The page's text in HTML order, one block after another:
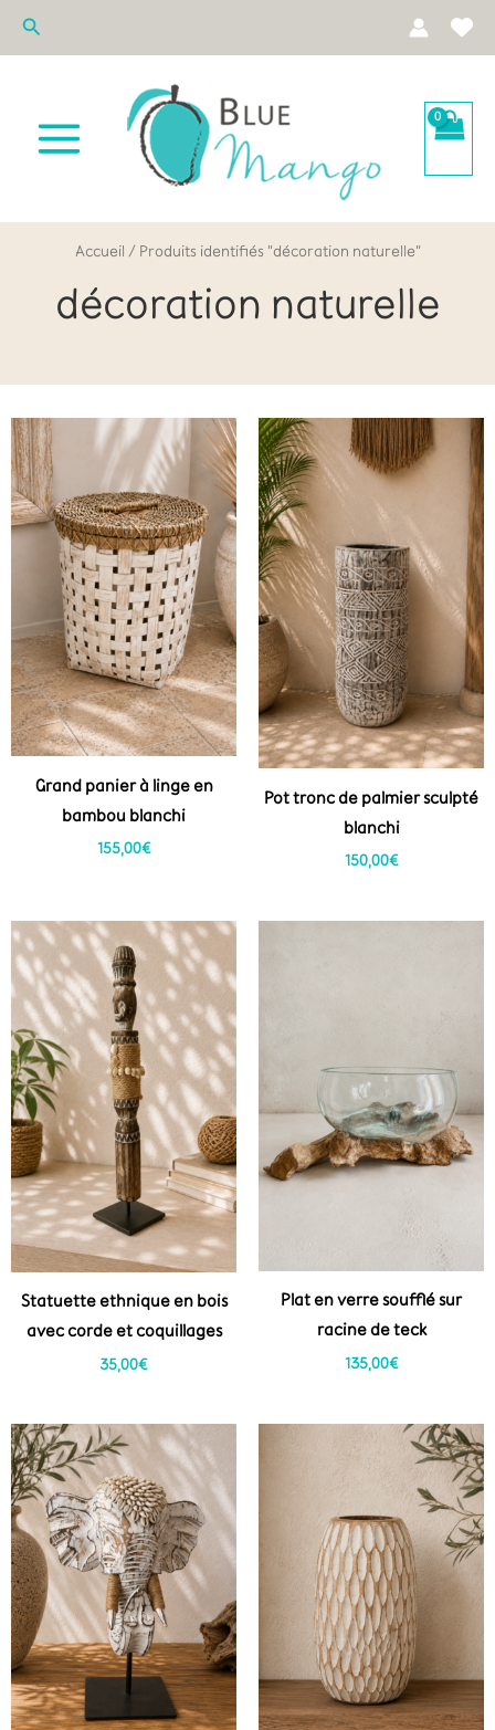
AllerRechercher
Accueil / Produits identifiés “décoration naturelle”
décoration naturelle
Grand panier à linge en
bambou blanchi
155,00€
Pot tronc de palmier sculpté
blanchi
150,00€
Statuette ethnique en bois
avec corde et coquillages
35,00€
Plat en verre soufflé sur
racine de teck
135,00€